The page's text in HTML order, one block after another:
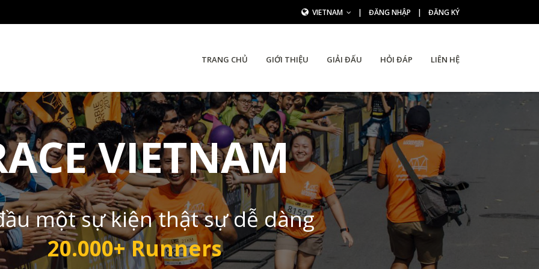
VIETNAM | ĐĂNG NHẬP | ĐĂNG KÝ
TRANG CHỦ GIỚI THIỆU GIẢI ĐẤU HỎI ĐÁP LIÊN HỆ
VIETNAM
một sự kiện thật sự dễ dàng
20.000+ Runners